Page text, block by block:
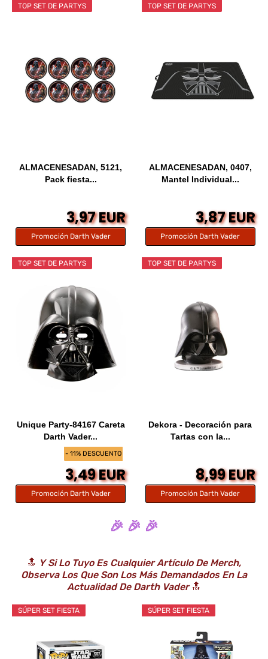
TOP SET DE PARTYS
ALMACENESADAN, 5121,
Pack fiesta...
3,97 EUR
Promoción Darth Vader
TOP SET DE PARTYS
ALMACENESADAN, 0407,
Mantel Individual...
3,87 EUR
Promoción Darth Vader
- 11% DESCUENTO
TOP SET DE PARTYS
Unique Party-84167 Careta
Darth Vader...
3,49 EUR
Promoción Darth Vader
TOP SET DE PARTYS
Dekora - Decoración para
Tartas con la...
8,99 EUR
Promoción Darth Vader
🎉 🎉 🎉
🔝 Y Si Lo Tuyo Es Cualquier Artículo De Merch,
Observa Los Que Son Los Más Demandados En La
Actualidad De Darth Vader🔝
SÚPER SET FIESTA SÚPER SET FIESTA